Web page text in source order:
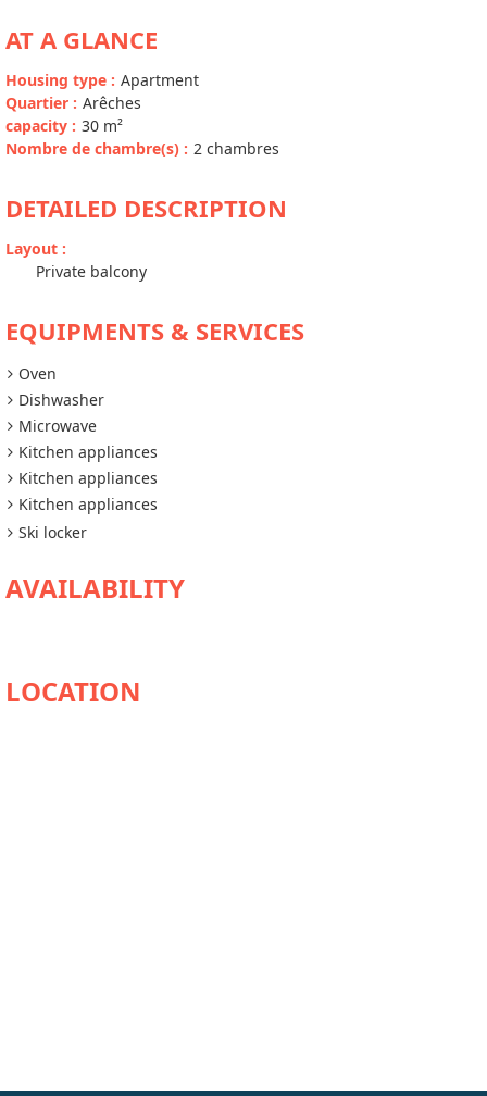
AT A GLANCE
Housing type : Apartment
Quartier : Arêches
capacity : 30 m²
Nombre de chambre(s) : 2 chambres
DETAILED DESCRIPTION
Layout :
Private balcony
EQUIPMENTS & SERVICES
Oven
Dishwasher
Microwave
Kitchen appliances
Kitchen appliances
Kitchen appliances
Ski locker
AVAILABILITY